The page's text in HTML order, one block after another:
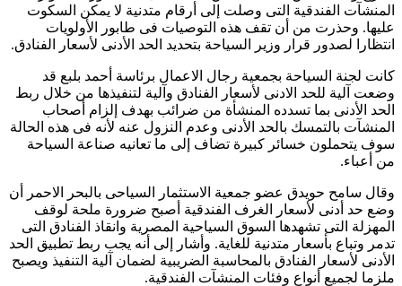
المنشآت الفندقية التى وصلت إلى أرقام متدنية لا يمكن السكوت
عليها. وحذرت من أن تقف هذه التوصيات فى طابور الأولويات
انتظارا لصدور قرار وزير السياحة بتحديد الحد الأدنى لأسعار الفنادق.
كانت لجنة السياحة بجمعية رجال الاعمال برئاسة أحمد بلبع قد
وضعت آلية للحد الادنى لأسعار الفنادق وآلية لتنفيذها من خلال ربط
الحد الأدنى بما تسدده المنشأة من ضرائب بهدف إلزام أصحاب
المنشآت بالتمسك بالحد الأدنى وعدم النزول عنه لأنه فى هذه الحالة
سوف يتحملون خسائر كبيرة تضاف إلى ما تعانيه صناعة السياحة
من أعباء.
وقال سامح حويدق عضو جمعية الاستثمار السياحى بالبحر الاحمر أن
وضع حد أدنى لأسعار الغرف الفندقية أصبح ضرورة ملحة لوقف
المهزلة التى تشهدها السوق السياحية المصرية وانقاذ الفنادق التى
تدمر وتباع بأسعار متدنية للغاية. وأشار إلى أنه يجب ربط تطبيق الحد
الأدنى لأسعار الفنادق بالمحاسبة الضريبية لضمان آلية التنفيذ ويصبح
ملزما لجميع أنواع وفئات المنشآت الفندقية.